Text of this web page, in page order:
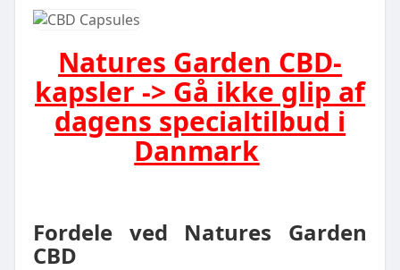
Natures Garden CBD-
kapsler -> Gå ikke glip af
dagens specialtilbud i
Danmark
Fordele ved Natures Garden
CBD